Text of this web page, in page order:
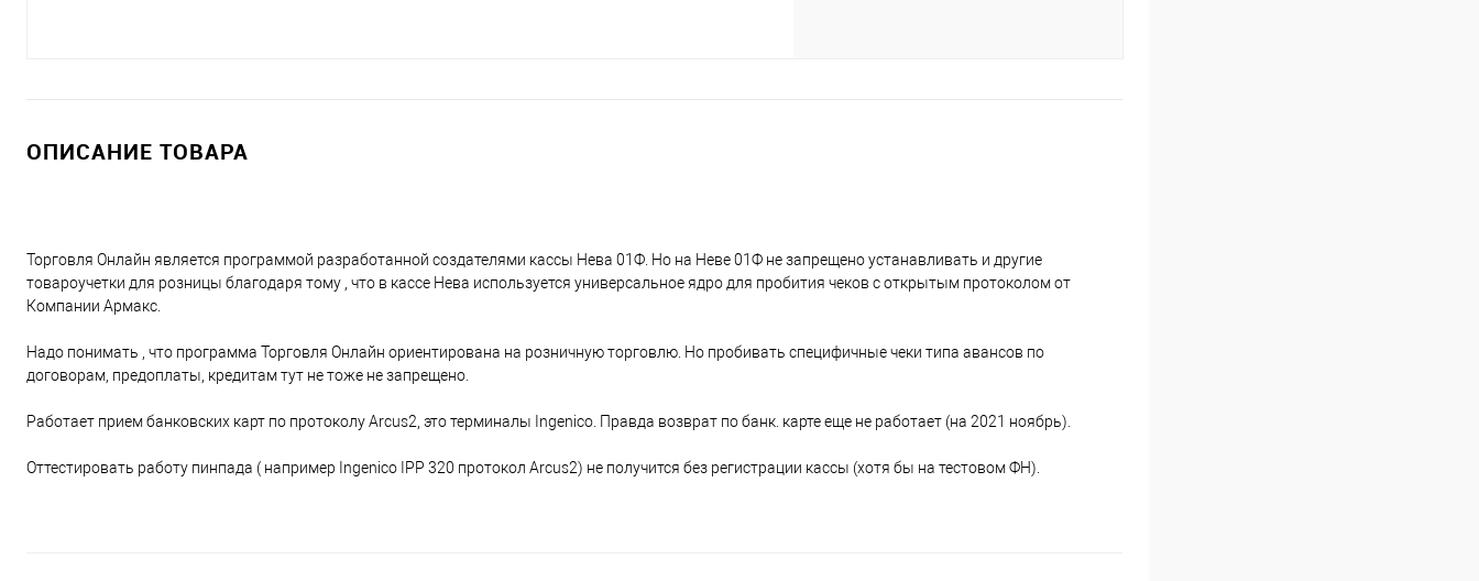
ОПИСАНИЕ ТОВАРА
Торговля Онлайн является программой разработанной создателями кассы Нева 01Ф. Но на Неве 01Ф не запрещено устанавливать и другие
товароучетки для розницы благодаря тому , что в кассе Нева используется универсальное ядро для пробития чеков с открытым протоколом от
Компании Армакс.
Надо понимать , что программа Торговля Онлайн ориентирована на розничную торговлю. Но пробивать специфичные чеки типа авансов по
договорам, предоплаты, кредитам тут не тоже не запрещено.
Работает прием банковских карт по протоколу Arcus2, это терминалы Ingenico. Правда возврат по банк. карте еще не работает (на 2021 ноябрь).
Оттестировать работу пинпада ( например Ingenico IPP 320 протокол Arcus2) не получится без регистрации кассы (хотя бы на тестовом ФН).